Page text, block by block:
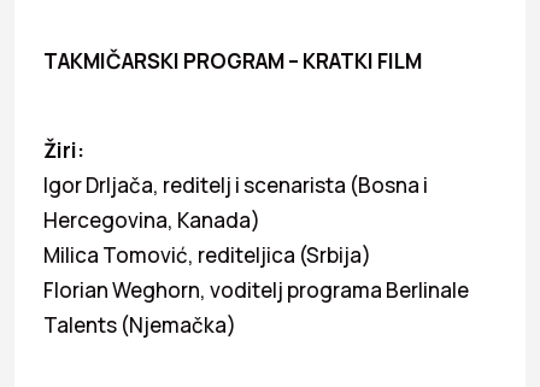
TAKMIČARSKI PROGRAM – KRATKI FILM
Žiri:
Igor Drljača, reditelj i scenarista (Bosna i
Hercegovina, Kanada)
Milica Tomović, rediteljica (Srbija)
Florian Weghorn, voditelj programa Berlinale
Talents (Njemačka)